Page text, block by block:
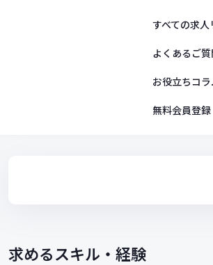
すべての求人
よくあるご質
お役立ちコラ
無料会員登録
求めるスキル・経験